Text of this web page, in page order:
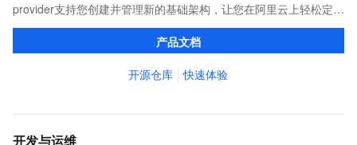
provider支持您创建并管理新的基础架构，让您在阿里云上轻松定
义、预览和部署云资源，实现云上自动化需求。
产品文档
开源仓库 快速体验
开发与运维